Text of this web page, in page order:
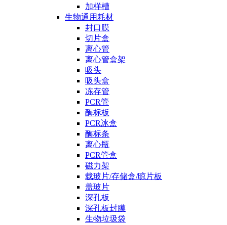
加样槽
生物通用耗材
封口膜
切片盒
离心管
离心管盒架
吸头
吸头盒
冻存管
PCR管
酶标板
PCR冰盒
酶标条
离心瓶
PCR管盒
磁力架
载玻片/存储盒/晾片板
盖玻片
深孔板
深孔板封膜
生物垃圾袋